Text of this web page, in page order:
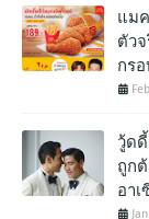
แม
ตัว
กร
วู้ด
ถูก
อาเ